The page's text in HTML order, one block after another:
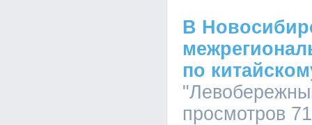
В
по
просмотров